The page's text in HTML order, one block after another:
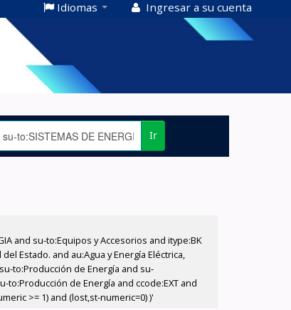
Idiomas Ingresar a su cuenta
Ir
and su-to:Equipos y Accesorios and itype:BK
Estado. and au:Agua y Energía Eléctrica,
to:Producción de Energía and su-
to:Producción de Energía and ccode:EXT and
>= 1) and (lost,st-numeric=0) )'